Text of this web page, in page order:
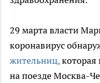
29 марта власти
коронавирус
жительниц,которая
на поезде Москва-